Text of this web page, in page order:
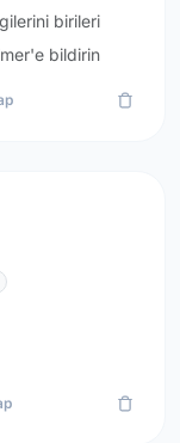
birileri
bildirin